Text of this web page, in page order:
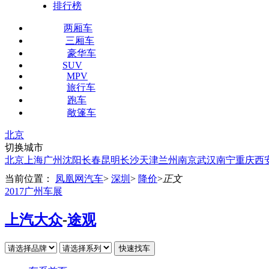
排行榜
两厢车
三厢车
豪华车
SUV
MPV
旅行车
跑车
敞篷车
北京
切换城市
北京 上海广州沈阳长春昆明长沙天津兰州南京武汉南宁重庆西
当前位置：
凤凰网汽车> 深圳 > 降价>正文
2017广州车展
上汽大众-途观